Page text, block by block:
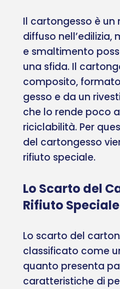
Il cartongesso è
diffuso nell’edilizia,
e smaltimento
una sfida. Il
composito,
gesso e da un
che lo rende poco
riciclabilità. Per
del cartongesso
rifiuto speciale.
Lo Scarto del
Rifiuto Speciale
Lo scarto del
classificato come
quanto presenta
caratteristiche di